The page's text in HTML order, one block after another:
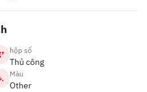
hộp số
Thủ công
Màu
Other